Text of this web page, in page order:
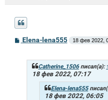
С
о
Elena-lena555 18 фев 2022,
Catherine_1506писал(а): ↑
18 фев 2022, 07:17
Elena-lena555
18 фев 2022, 06:05